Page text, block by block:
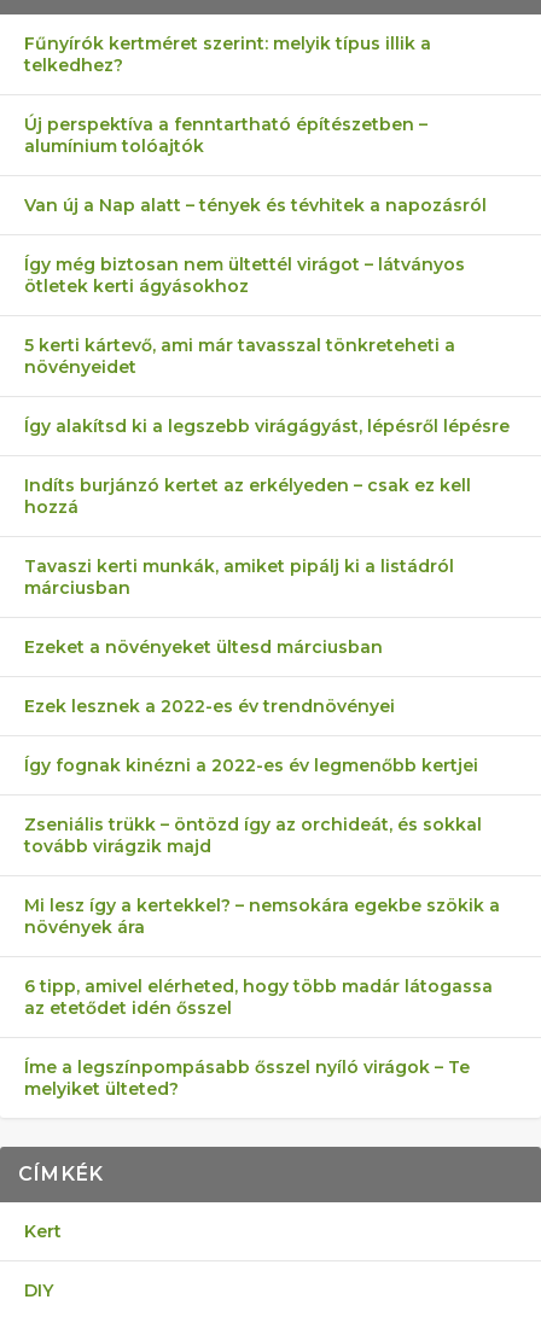
Fűnyírók kertméret szerint: melyik típus illik a
telkedhez?
Új perspektíva a fenntartható építészetben –
alumínium tolóajtók
Van új a Nap alatt – tények és tévhitek a napozásról
Így még biztosan nem ültettél virágot – látványos
ötletek kerti ágyásokhoz
5 kerti kártevő, ami már tavasszal tönkreteheti a
növényeidet
Így alakítsd ki a legszebb virágágyást, lépésről lépésre
Indíts burjánzó kertet az erkélyeden – csak ez kell
hozzá
Tavaszi kerti munkák, amiket pipálj ki a listádról
márciusban
Ezeket a növényeket ültesd márciusban
Ezek lesznek a 2022-es év trendnövényei
Így fognak kinézni a 2022-es év legmenőbb kertjei
Zseniális trükk – öntözd így az orchideát, és sokkal
tovább virágzik majd
Mi lesz így a kertekkel? – nemsokára egekbe szökik a
növények ára
6 tipp, amivel elérheted, hogy több madár látogassa
az etetődet idén ősszel
Íme a legszínpompásabb ősszel nyíló virágok – Te
melyiket ülteted?
CÍMKÉK
Kert
DIY